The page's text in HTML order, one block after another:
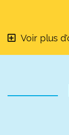
Voir plus